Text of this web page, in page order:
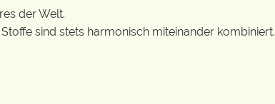
der Welt.
sind stets harmonisch miteinander kombiniert.